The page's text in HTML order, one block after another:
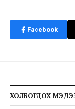
Facebook
ХОЛБОГДОХ